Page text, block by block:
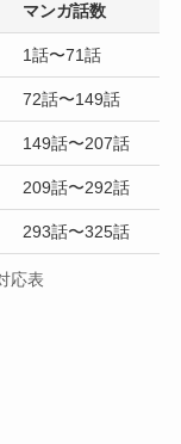
マンガ話数
1話〜71話
72話〜149話
149話〜207話
209話〜292話
293話〜325話
応表